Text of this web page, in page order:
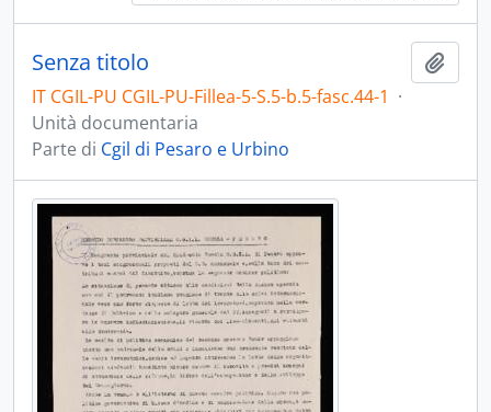
Senza titolo
IT CGIL-PU CGIL-PU-Fillea-5-S.5-b.5-fasc.44-1 ·
Unità documentaria
Parte di Cgil di Pesaro e Urbino